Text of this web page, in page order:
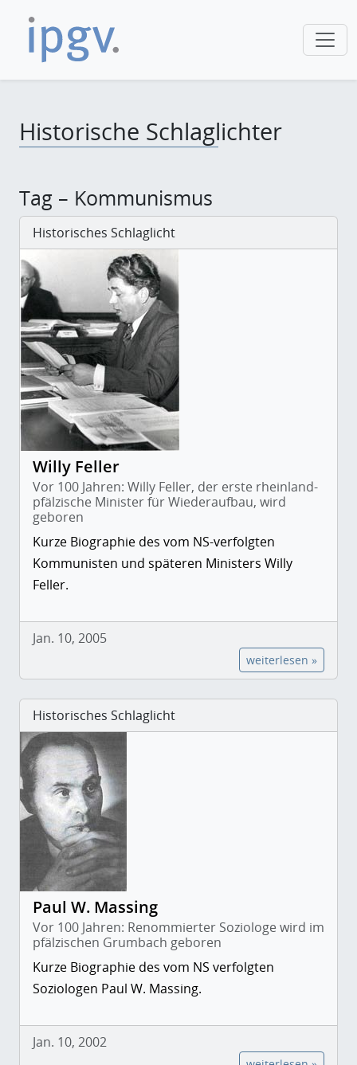
Historische Schlaglichter
Tag – Kommunismus
Historisches Schlaglicht
Willy Feller
Vor 100 Jahren: Willy Feller, der erste rheinland-
pfälzische Minister für Wiederaufbau, wird
geboren
Kurze Biographie des vom NS-verfolgten
Kommunisten und späteren Ministers Willy
Feller.
Jan. 10, 2005
weiterlesen »
Historisches Schlaglicht
Paul W. Massing
Vor 100 Jahren: Renommierter Soziologe wird im
pfälzischen Grumbach geboren
Kurze Biographie des vom NS verfolgten
Soziologen Paul W. Massing.
Jan. 10, 2002